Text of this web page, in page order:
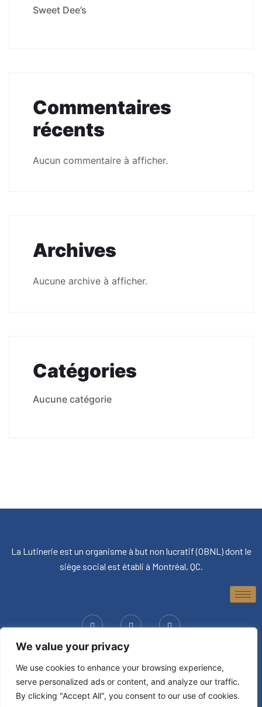
We value your privacy
We use cookies to enhance your browsing experience,
serve personalized ads or content, and analyze our traffic.
By clicking "Accept All", you consent to our use of cookies.
Sweet Dee’s
Commentaires
récents
Aucun commentaire à afficher.
Archives
Aucune archive à afficher.
Catégories
Aucune catégorie
La Lutinerie est un organisme à but non lucratif (OBNL) dont le
siège social est établi à Montréal, QC.
© 2026, La Lutinerie. Tous droits réservés.